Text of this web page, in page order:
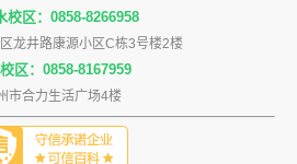
校区：0858-8266958
龙井路康源小区C栋3号楼2楼
区：0858-8167959
市合力生活广场4楼